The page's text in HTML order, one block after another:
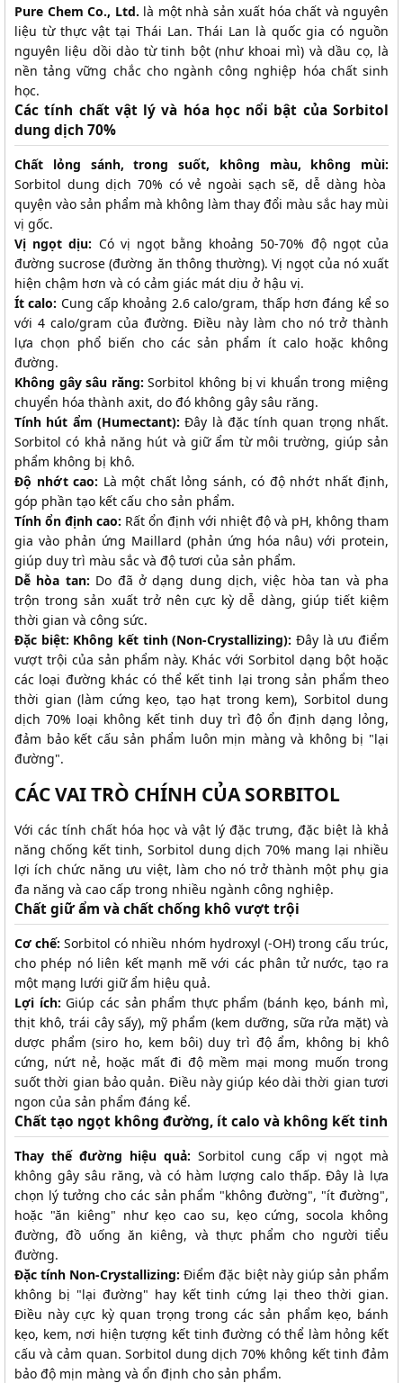
Pure Chem Co., Ltd. là một nhà sản xuất hóa chất và nguyên
liệu từ thực vật tại Thái Lan. Thái Lan là quốc gia có nguồn
nguyên liệu dồi dào từ tinh bột (như khoai mì) và dầu cọ, là
nền tảng vững chắc cho ngành công nghiệp hóa chất sinh
học.
Các tính chất vật lý và hóa học nổi bật của Sorbitol
dung dịch 70%
Chất lỏng sánh, trong suốt, không màu, không mùi:
Sorbitol dung dịch 70% có vẻ ngoài sạch sẽ, dễ dàng hòa
quyện vào sản phẩm mà không làm thay đổi màu sắc hay mùi
vị gốc.
Vị ngọt dịu: Có vị ngọt bằng khoảng 50-70% độ ngọt của
đường sucrose (đường ăn thông thường). Vị ngọt của nó xuất
hiện chậm hơn và có cảm giác mát dịu ở hậu vị.
Ít calo: Cung cấp khoảng 2.6 calo/gram, thấp hơn đáng kể so
với 4 calo/gram của đường. Điều này làm cho nó trở thành
lựa chọn phổ biến cho các sản phẩm ít calo hoặc không
đường.
Không gây sâu răng: Sorbitol không bị vi khuẩn trong miệng
chuyển hóa thành axit, do đó không gây sâu răng.
Tính hút ẩm (Humectant): Đây là đặc tính quan trọng nhất.
Sorbitol có khả năng hút và giữ ẩm từ môi trường, giúp sản
phẩm không bị khô.
Độ nhớt cao: Là một chất lỏng sánh, có độ nhớt nhất định,
góp phần tạo kết cấu cho sản phẩm.
Tính ổn định cao: Rất ổn định với nhiệt độ và pH, không tham
gia vào phản ứng Maillard (phản ứng hóa nâu) với protein,
giúp duy trì màu sắc và độ tươi của sản phẩm.
Dễ hòa tan: Do đã ở dạng dung dịch, việc hòa tan và pha
trộn trong sản xuất trở nên cực kỳ dễ dàng, giúp tiết kiệm
thời gian và công sức.
Đặc biệt: Không kết tinh (Non-Crystallizing): Đây là ưu điểm
vượt trội của sản phẩm này. Khác với Sorbitol dạng bột hoặc
các loại đường khác có thể kết tinh lại trong sản phẩm theo
thời gian (làm cứng kẹo, tạo hạt trong kem), Sorbitol dung
dịch 70% loại không kết tinh duy trì độ ổn định dạng lỏng,
đảm bảo kết cấu sản phẩm luôn mịn màng và không bị "lại
đường".
CÁC VAI TRÒ CHÍNH CỦA SORBITOL
Với các tính chất hóa học và vật lý đặc trưng, đặc biệt là khả
năng chống kết tinh, Sorbitol dung dịch 70% mang lại nhiều
lợi ích chức năng ưu việt, làm cho nó trở thành một phụ gia
đa năng và cao cấp trong nhiều ngành công nghiệp.
Chất giữ ẩm và chất chống khô vượt trội
Cơ chế: Sorbitol có nhiều nhóm hydroxyl (-OH) trong cấu trúc,
cho phép nó liên kết mạnh mẽ với các phân tử nước, tạo ra
một mạng lưới giữ ẩm hiệu quả.
Lợi ích: Giúp các sản phẩm thực phẩm (bánh kẹo, bánh mì,
thịt khô, trái cây sấy), mỹ phẩm (kem dưỡng, sữa rửa mặt) và
dược phẩm (siro ho, kem bôi) duy trì độ ẩm, không bị khô
cứng, nứt nẻ, hoặc mất đi độ mềm mại mong muốn trong
suốt thời gian bảo quản. Điều này giúp kéo dài thời gian tươi
ngon của sản phẩm đáng kể.
Chất tạo ngọt không đường, ít calo và không kết tinh
Thay thế đường hiệu quả: Sorbitol cung cấp vị ngọt mà
không gây sâu răng, và có hàm lượng calo thấp. Đây là lựa
chọn lý tưởng cho các sản phẩm "không đường", "ít đường",
hoặc "ăn kiêng" như kẹo cao su, kẹo cứng, socola không
đường, đồ uống ăn kiêng, và thực phẩm cho người tiểu
đường.
Đặc tính Non-Crystallizing: Điểm đặc biệt này giúp sản phẩm
không bị "lại đường" hay kết tinh cứng lại theo thời gian.
Điều này cực kỳ quan trọng trong các sản phẩm kẹo, bánh
kẹo, kem, nơi hiện tượng kết tinh đường có thể làm hỏng kết
cấu và cảm quan. Sorbitol dung dịch 70% không kết tinh đảm
bảo độ mịn màng và ổn định cho sản phẩm.